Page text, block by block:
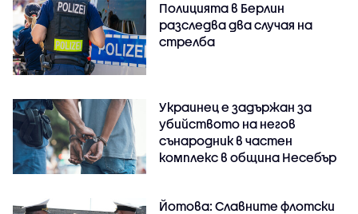
Полицията в Берлин
разследва два случая на
стрелба
Украинец е задържан за
убийството на негов
сънародник в частен
комплекс в община Несебър
Йотова: Славните флотски